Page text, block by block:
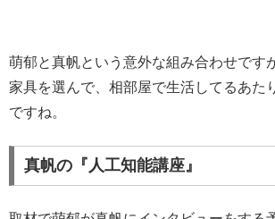
萌郁と真帆という意外な組み合わせです
家具を選んで、相部屋で生活してるあた
ですね。
真帆の『人工知能講座』